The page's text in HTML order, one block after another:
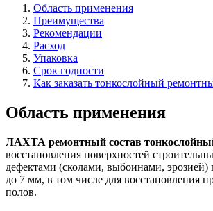
Область применения
Преимущества
Рекомендации
Расход
Упаковка
Срок годности
Как заказать тонкослойный
Область применения
ЛАХТА ремонтный состав
восстановления поверхностей
дефектами (сколами, выбоинами, эрозией)
до 7 мм, в том числе для восстановления
полов.